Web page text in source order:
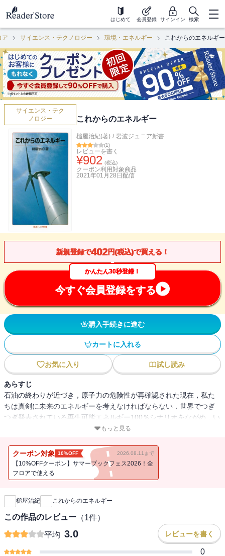
はじめて 会員登録 サインイン 検索
ア サイエンス・テクノロジー 環境・エネルギー これからのエネルギー
サイエンス・テク
ノロジー
これからのエネルギー
槌屋治紀(著) / 岩波ジュニア新書
(1)
レビューを書く
¥902 (税込)
クーポン利用対象商品
2021年01月28日 配信
新規登録で402円(税込)で買える！
かんたん30秒登録！
今すぐ会員登録をする
購入手続きに進む
カートに入れる
お気に入り 試し読み
あらすじ
石油の終わりが近づき，原子力の危険性が再確認された現在，私た
ちは真剣に未来のエネルギーを考えなければならない．世界でつぎ
つぎ発表されている再生可能エネルギー100％シナリオをながめ，い
まの技術レベルと今後の展開予測をあわせて，どんな形が可能なの
る．
もっと見る
クーポン対象 10%OFF 2026.08.11まで
【10%OFFクーポン】サマーブックフェス2026！全
フロアで使える
新刊通知
槌屋治紀 これからのエネルギー
この作品のレビュー （1件）
平均 3.0 レビューを書く
0